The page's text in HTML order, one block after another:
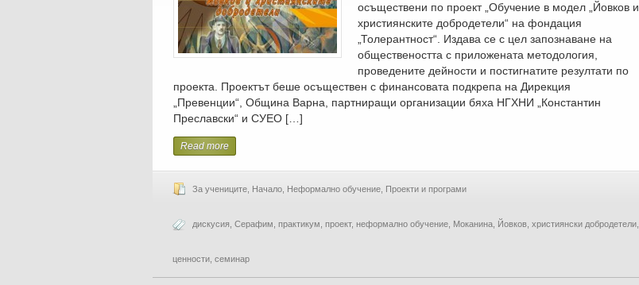
„ЙОВКОВ
И
ХРИСТИЯНСКИТЕ
осъществени по проект „Обучение в модел „Йовков и
християнските добродетели“ на фондация
„Толерантност“. Издава се с цел запознаване на
обществеността с приложената методология,
проведените дейности и постигнатите резултати по
проекта. Проектът беше осъществен с финансовата подкрепа на Дирекция
„Превенции“, Община Варна, партниращи организации бяха НГХНИ „Константин
Преславски“ и СУЕО […]
Read more
За учениците Начало Неформално обучение Проекти и програми
дискусия Серафим практикум проект, неформално обучение Моканина Йовков християнски добродетели
ценности семинар